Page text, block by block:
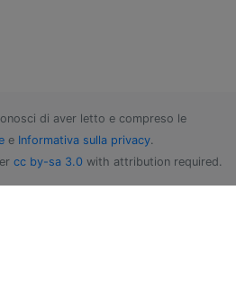
di aver letto e compreso le
e Informativa sulla privacy.
cc by-sa 3.0 with attribution required.